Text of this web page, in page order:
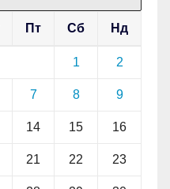
Пт Сб Нд
1 2
7 8 9
14 15 16
21 22 23